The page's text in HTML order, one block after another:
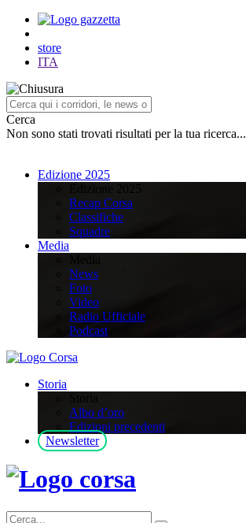
store
ITA
Cerca
Non sono stati trovati risultati per la tua ricerca...
Edizione 2025
Recap Corsa
Classifiche
Squadre
Media
News
Foto
Video
Radio Ufficiale
Podcast
Storia
Albo d’oro
Edizioni precedenti
Newsletter